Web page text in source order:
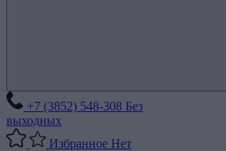
+7 (3852) 548-308 Без
выходных
Избранное Нет